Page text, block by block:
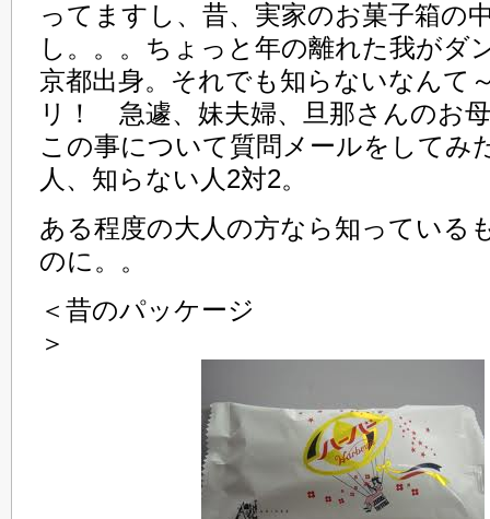
ってますし、昔、実家のお菓子箱の
し。。。ちょっと年の離れた我がダ
京都出身。それでも知らないなんて
リ！ 急遽、妹夫婦、旦那さんのお
この事について質問メールをしてみ
人、知らない人2対2。
ある程度の大人の方なら知っている
のに。。
＜昔のパッケージ
＞ ＜今